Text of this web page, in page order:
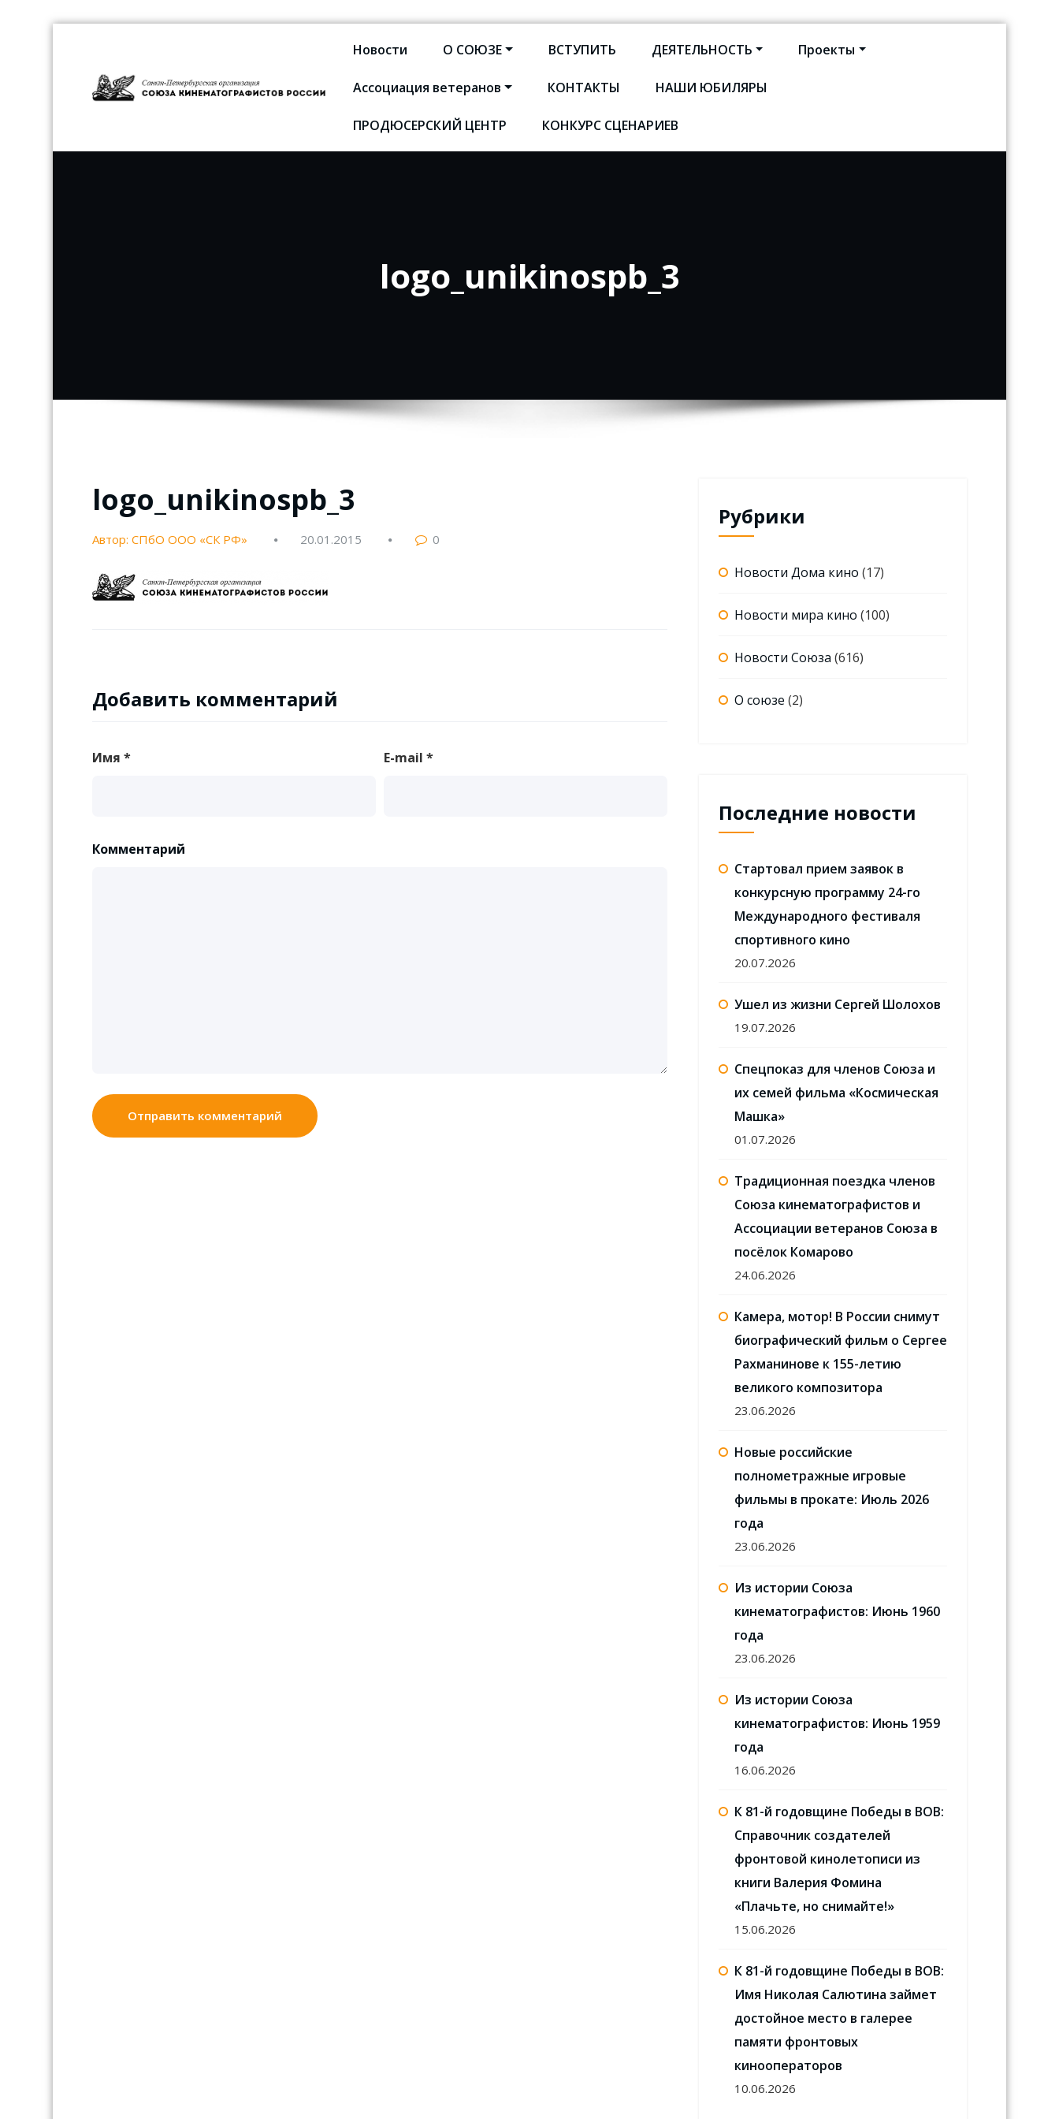
содержимому
Союз кинематографистов Санкт-Петербурга
Новости О СОЮЗЕ ВСТУПИТЬ ДЕЯТЕЛЬНОСТЬ Проекты
Ассоциация ветеранов КОНТАКТЫ НАШИ ЮБИЛЯРЫ
ПРОДЮСЕРСКИЙ ЦЕНТР КОНКУРС СЦЕНАРИЕВ
logo_unikinospb_3
logo_unikinospb_3
Автор: СПбО ООО «СК РФ» 20.01.2015 0
Добавить комментарий
Имя * E-mail *
Комментарий
Рубрики
Новости Дома кино (17)
Новости мира кино (100)
Новости Союза (616)
О союзе (2)
Последние новости
Стартовал прием заявок в
конкурсную программу 24-го
Международного фестиваля
спортивного кино
20.07.2026
Ушел из жизни Сергей Шолохов
19.07.2026
Спецпоказ для членов Союза и
их семей фильма «Космическая
Машка»
01.07.2026
Традиционная поездка членов
Союза кинематографистов и
Ассоциации ветеранов Союза в
посёлок Комарово
24.06.2026
Камера, мотор! В России снимут
биографический фильм о Сергее
Рахманинове к 155-летию
великого композитора
23.06.2026
Новые российские
полнометражные игровые
фильмы в прокате: Июль 2026
года
23.06.2026
Из истории Союза
кинематографистов: Июнь 1960
года
23.06.2026
Из истории Союза
кинематографистов: Июнь 1959
года
16.06.2026
К 81-й годовщине Победы в ВОВ:
Справочник создателей
фронтовой кинолетописи из
книги Валерия Фомина
«Плачьте, но снимайте!»
15.06.2026
К 81-й годовщине Победы в ВОВ:
Имя Николая Салютина займет
достойное место в галерее
памяти фронтовых
кинооператоров
10.06.2026